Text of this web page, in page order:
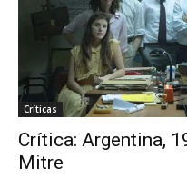
Críticas
Crítica: Argentina,
Mitre